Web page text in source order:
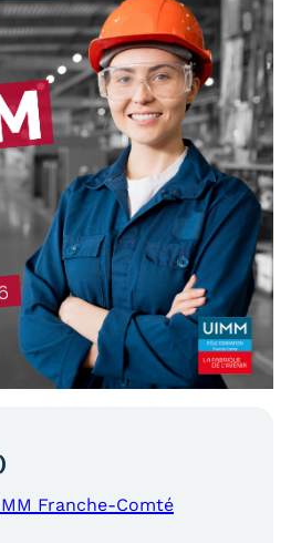
et personnels
égalité/mixité
Franche-Comté